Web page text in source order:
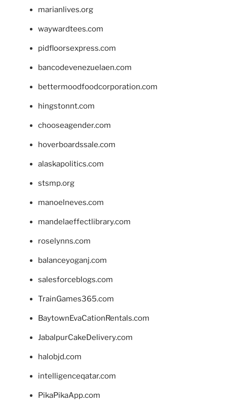
marianlives.org
waywardtees.com
pidfloorsexpress.com
bancodevenezuelaen.com
bettermoodfoodcorporation.com
hingstonnt.com
chooseagender.com
hoverboardssale.com
alaskapolitics.com
stsmp.org
manoelneves.com
mandelaeffectlibrary.com
roselynns.com
balanceyoganj.com
salesforceblogs.com
TrainGames365.com
BaytownEvaCationRentals.com
JabalpurCakeDelivery.com
halobjd.com
intelligenceqatar.com
PikaPikaApp.com